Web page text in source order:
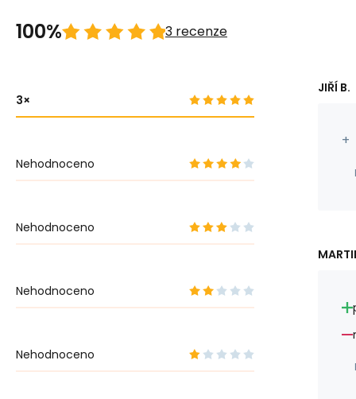
100% 3 recenze
3
Nehodnoceno
Nehodnoceno
Nehodnoceno
Nehodnoceno
JIŘÍ B.
+